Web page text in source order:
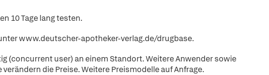
10 Tage lang testen.
www.deutscher-apotheker-verlag.de/drugbase.
(concurrent user) an einem Standort. Weitere Anwender sowie
die Preise. Weitere Preismodelle auf Anfrage.